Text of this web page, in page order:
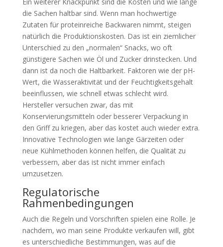
die Sachen haltbar sind. Wenn man hochwertige
Zutaten für proteinreiche Backwaren nimmt, steigen
natürlich die Produktionskosten. Das ist ein ziemlicher
Unterschied zu den „normalen“ Snacks, wo oft
günstigere Sachen wie Öl und Zucker drinstecken. Und
dann ist da noch die Haltbarkeit. Faktoren wie der pH-
Wert, die Wasseraktivität und der Feuchtigkeitsgehalt
beeinflussen, wie schnell etwas schlecht wird.
Hersteller versuchen zwar, das mit
Konservierungsmitteln oder besserer Verpackung in
den Griff zu kriegen, aber das kostet auch wieder extra.
Innovative Technologien wie lange Gärzeiten oder
neue Kühlmethoden können helfen, die Qualität zu
verbessern, aber das ist nicht immer einfach
umzusetzen.
Regulatorische
Rahmenbedingungen
Auch die Regeln und Vorschriften spielen eine Rolle. Je
nachdem, wo man seine Produkte verkaufen will, gibt
es unterschiedliche Bestimmungen, was auf die